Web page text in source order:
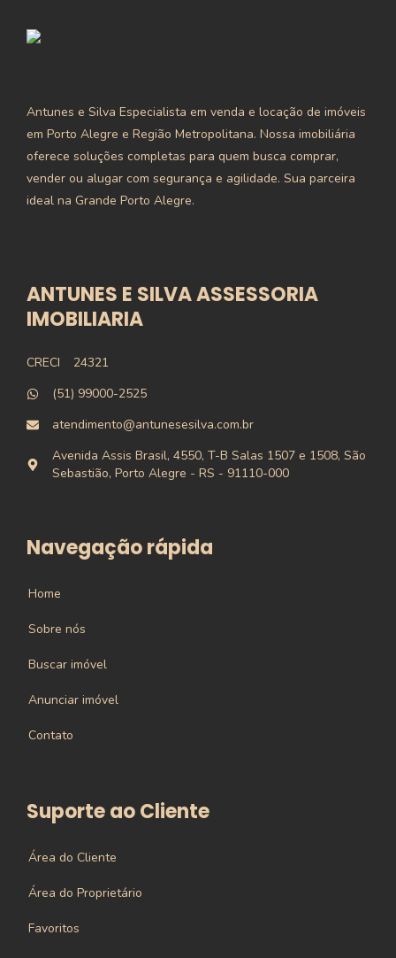
Antunes e Silva Especialista em venda e locação de imóveis
em Porto Alegre e Região Metropolitana. Nossa imobiliária
oferece soluções completas para quem busca comprar,
vender ou alugar com segurança e agilidade. Sua parceira
ideal na Grande Porto Alegre.
ANTUNES E SILVA ASSESSORIA
IMOBILIARIA
CRECI
24321
(51) 99000-2525
atendimento@antunesesilva.com.br
Avenida Assis Brasil, 4550, T-B Salas 1507 e 1508, São
Sebastião, Porto Alegre - RS - 91110-000
Navegação rápida
Home
Sobre nós
Buscar imóvel
Anunciar imóvel
Contato
Suporte ao Cliente
Área do Cliente
Área do Proprietário
Favoritos